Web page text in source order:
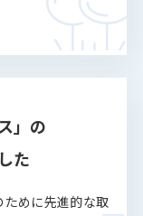
」の
た
ために先進的な取